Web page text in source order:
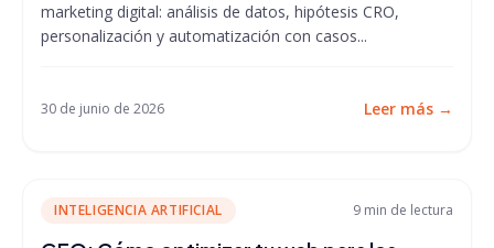
marketing digital: análisis de datos, hipótesis CRO,
personalización y automatización con casos...
30 de junio de 2026 Leer más →
INTELIGENCIA ARTIFICIAL 9 min de lectura